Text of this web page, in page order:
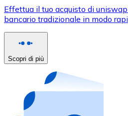
Usa le carte Visa e
Acquista con carta
Acquista gift card dei tuoi
Vai al negozio di carte regalo
Effettua il tuo acquisto di
bancario tradizionale in modo
Scopri di più